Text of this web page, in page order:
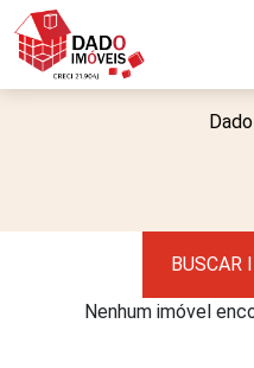
BUSCAR
Nenhum imóvel